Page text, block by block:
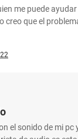
me puede
creo que el
el sonido de mi pc